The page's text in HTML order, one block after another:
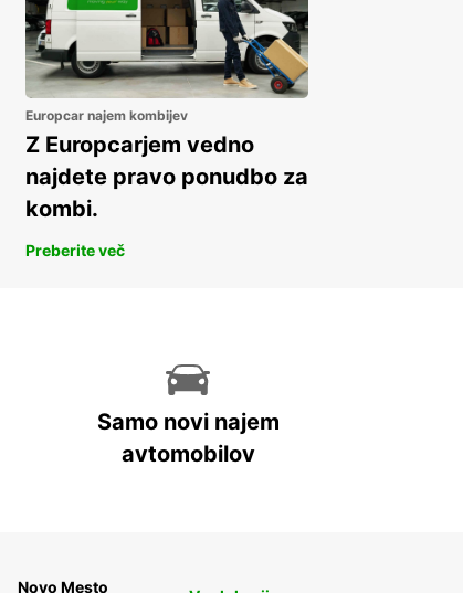
Europcar najem kombijev
Z Europcarjem vedno
najdete pravo ponudbo za
kombi.
Preberite več
Samo novi najem
avtomobilov
Novo Mesto